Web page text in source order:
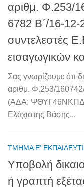
αριθμ. Φ.253/
6782 Β΄/16-
συντελεστές
εισαγωγικών
Σας γνωρίζουμε ότι
αριθμ. Φ.253/
(ΑΔΑ: ΨΘΥΓ46ΝΚΠΔ-
Ελάχιστης Βάσης...
ΤΜΉΜΑ Ε'
Υποβολή
ή γραπτή